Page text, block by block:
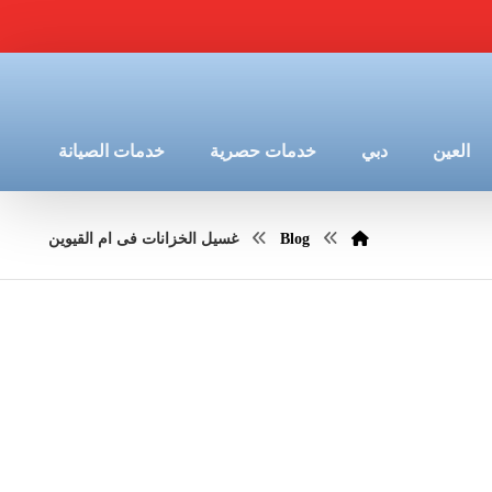
العين دبي خدمات حصرية خدمات الصيانة
Blog غسيل الخزانات فى ام القيوين